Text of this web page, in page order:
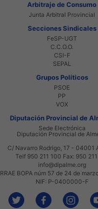
Arbitraje de Consumo
Junta Arbitral Provincial
Secciones Sindicales
FeSP-UGT
C.C.O.O.
CSI-F
SEPAL
Grupos Políticos
PSOE
PP
VOX
Diputación Provincial de
Sede Electrónica
Diputación Provincial de
C/ Navarro Rodrigo, 17 - 04001
Telf 950 211 100 Fax: 950 211
info@dipalme.org
RRAE BOPA núm 57 de 24 de
NIF: P-0400000-F